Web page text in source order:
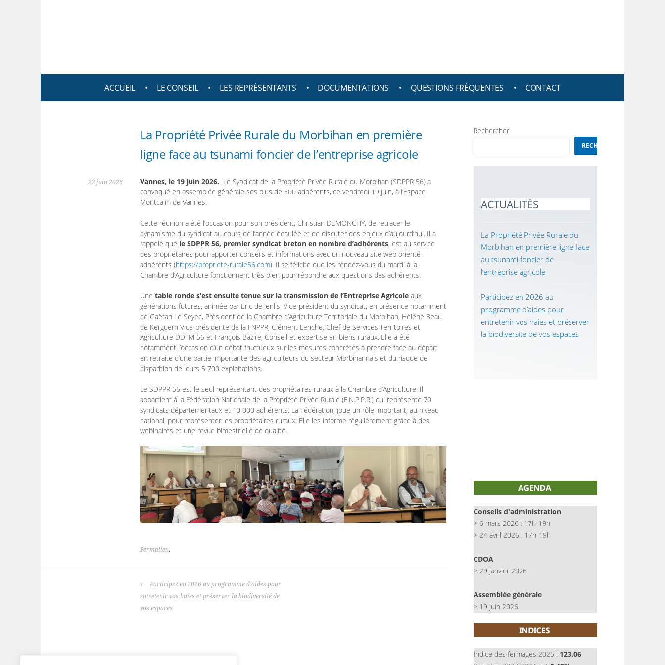
ACCUEIL LE CONSEIL LES REPRÉSENTANTS DOCUMENTATIONS QUESTIONS FRÉQUENTES CONTACT
La Propriété Privée Rurale du Morbihan en première
ligne face au tsunami foncier de l’entreprise agricole
22 juin 2026 Vannes, le 19 juin 2026. Le Syndicat de la Propriété Privée Rurale du Morbihan (SDPPR 56) a
convoqué en assemblée générale ses plus de 500 adhérents, ce vendredi 19 juin, à l’Espace
Montcalm de Vannes.
Cette réunion a été l’occasion pour son président, Christian DEMONCHY, de retracer le
dynamisme du syndicat au cours de l’année écoulée et de discuter des enjeux d’aujourd’hui. Il a
rappelé que le SDPPR 56, premier syndicat breton en nombre d’adhérents, est au service
des propriétaires pour apporter conseils et informations avec un nouveau site web orienté
adhérents (https://propriete-rurale56.com). Il se félicite que les rendez-vous du mardi à la
Chambre d’Agriculture fonctionnent très bien pour répondre aux questions des adhérents.
Une table ronde s’est ensuite tenue sur la transmission de l’Entreprise Agricole aux
générations futures, animée par Eric de Jenlis, Vice-président du syndicat, en présence notamment
de Gaëtan Le Seyec, Président de la Chambre d’Agriculture Territoriale du Morbihan, Hélène Beau
de Kerguern Vice-présidente de la FNPPR, Clément Leriche, Chef de Services Territoires et
Agriculture DDTM 56 et François Bazire, Conseil et expertise en biens ruraux. Elle a été
notamment l’occasion d’un débat fructueux sur les mesures concrètes à prendre face au départ
en retraite d’une partie importante des agriculteurs du secteur Morbihannais et du risque de
disparition de leurs 5 700 exploitations.
Le SDPPR 56 est le seul représentant des propriétaires ruraux à la Chambre d’Agriculture. Il
appartient à la Fédération Nationale de la Propriété Privée Rurale (F.N.P.P.R.) qui représente 70
syndicats départementaux et 10 000 adhérents. La Fédération, joue un rôle important, au niveau
national, pour représenter les propriétaires ruraux. Elle les informe régulièrement grâce à des
webinaires et une revue bimestrielle de qualité.
Permalien.
Navigation
des
articles
Participez en 2026 au programme d’aides pour
entretenir vos haies et préserver la biodiversité de
vos espaces
Rechercher
RECHERCHER
ACTUALITÉS
La Propriété Privée Rurale du
Morbihan en première ligne face
au tsunami foncier de
l’entreprise agricole
Participez en 2026 au
programme d’aides pour
entretenir vos haies et préserver
la biodiversité de vos espaces
Conseils d'administration
> 6 mars 2026 : 17h-19h
> 24 avril 2026 : 17h-19h
CDOA
> 29 janvier 2026
Assemblée générale
> 19 juin 2026
Indice des fermages 2025 : 123.06